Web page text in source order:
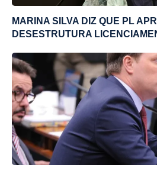
MARINA SILVA DIZ QUE PL
DESESTRUTURA